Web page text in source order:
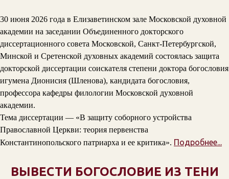
30 июня 2026 года в Елизаветинском зале Московской духовной
академии на заседании Объединенного докторского
диссертационного совета Московской, Санкт-Петербургской,
Минской и Сретенской духовных академий состоялась защита
докторской диссертации соискателя степени доктора богословия
игумена Дионисия (Шленова), кандидата богословия,
профессора кафедры филологии Московской духовной
академии.
Тема диссертации — «В защиту соборного устройства
Православной Церкви: теория первенства
Константинопольского патриарха и ее критика». Подробнее...
ВЫВЕСТИ БОГОСЛОВИЕ ИЗ ТЕНИ